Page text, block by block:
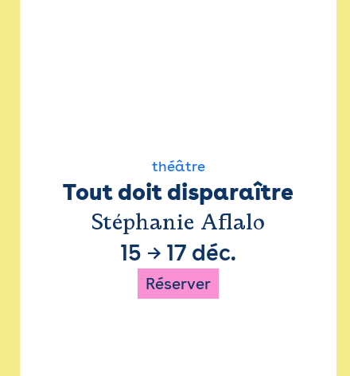
théâtre
Tout doit disparaître
Stéphanie Aflalo
15 → 17 déc.
Réserver